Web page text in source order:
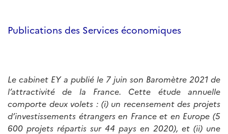
Publications des Services économiques
Le cabinet EY a publié le 7 juin son Baromètre 2021 de
l’attractivité de la France. Cette étude annuelle
comporte deux volets : (i) un recensement des projets
d’investissements étrangers en France et en Europe (5
600 projets répartis sur 44 pays en 2020), et (ii) une